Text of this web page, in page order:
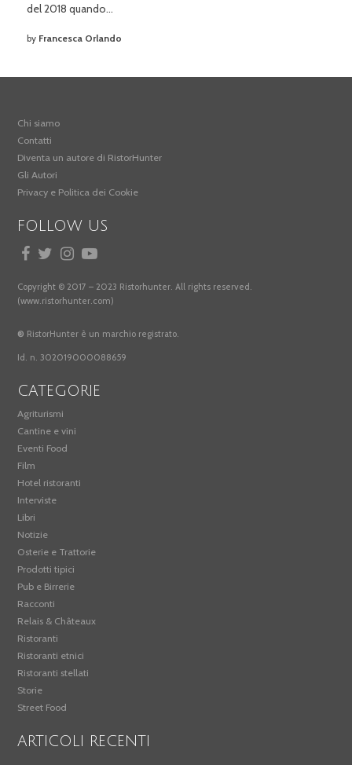
del 2018 quando…
by Francesca Orlando
Chi siamo
Contatti
Diventa un autore di RistorHunter
Gli Autori
Privacy e Politica dei Cookie
FOLLOW US
Copyright © 2017 – 2023 Ristorhunter. All rights reserved.
(www.ristorhunter.com)
® RistorHunter è un marchio registrato.
Id. n. 302019000088659
CATEGORIE
Agriturismi
Cantine e vini
Eventi Food
Film
Hotel ristoranti
Interviste
Libri
Notizie
Osterie e Trattorie
Prodotti tipici
Pub e Birrerie
Racconti
Relais & Châteaux
Ristoranti
Ristoranti etnici
Ristoranti stellati
Storie
Street Food
ARTICOLI RECENTI